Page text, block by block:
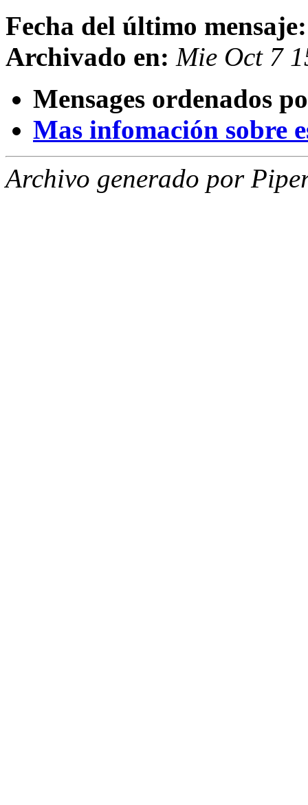
Fecha del último mensaje:
Archivado en: Mie Oct 7
Mensages ordenados
Mas infomación sobre
Archivo generado por